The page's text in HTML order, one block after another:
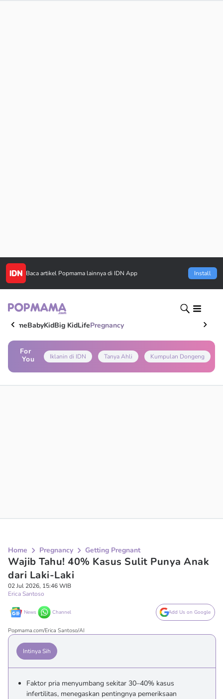
Baca artikel Popmama lainnya di IDN App Install
HomeBabyKidBig KidLifePregnancy
For
You
Iklanin di IDN Tanya Ahli Kumpulan Dongeng
Home Pregnancy Getting Pregnant
Wajib Tahu! 40% Kasus Sulit Punya Anak
dari Laki-Laki
02 Jul 2026, 15:46 WIB
Erica Santoso
News Channel Add Us on Google
Popmama.com/Erica Santoso/AI
Intinya Sih
Faktor pria menyumbang sekitar 30–40% kasus
infertilitas, menegaskan pentingnya pemeriksaan